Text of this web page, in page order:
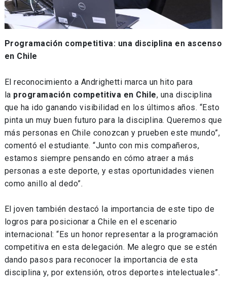
Programación competitiva: una disciplina en ascenso
en Chile
El reconocimiento a Andrighetti marca un hito para
la programación competitiva en Chile, una disciplina
que ha ido ganando visibilidad en los últimos años. “Esto
pinta un muy buen futuro para la disciplina. Queremos que
más personas en Chile conozcan y prueben este mundo”,
comentó el estudiante. “Junto con mis compañeros,
estamos siempre pensando en cómo atraer a más
personas a este deporte, y estas oportunidades vienen
como anillo al dedo”.
El joven también destacó la importancia de este tipo de
logros para posicionar a Chile en el escenario
internacional: “Es un honor representar a la programación
competitiva en esta delegación. Me alegro que se estén
dando pasos para reconocer la importancia de esta
disciplina y, por extensión, otros deportes intelectuales”.